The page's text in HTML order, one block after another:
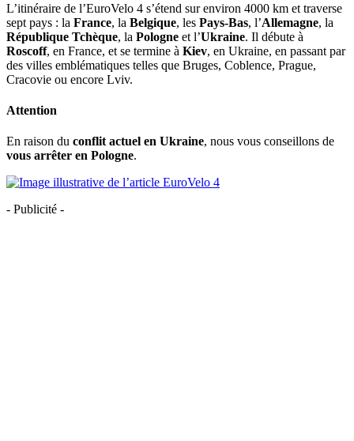
L’itinéraire de l’EuroVelo 4 s’étend sur environ 4000 km et traverse
sept pays : la France, la Belgique, les Pays-Bas, l’Allemagne, la
République Tchèque, la Pologne et l’Ukraine. Il débute à
Roscoff, en France, et se termine à Kiev, en Ukraine, en passant par
des villes emblématiques telles que Bruges, Coblence, Prague,
Cracovie ou encore Lviv.
Attention
En raison du conflit actuel en Ukraine, nous vous conseillons de
vous arrêter en Pologne.
- Publicité -